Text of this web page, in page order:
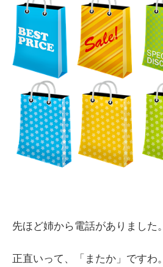
先ほど姉から電話がありました。
正直いって、「またか」ですわ。